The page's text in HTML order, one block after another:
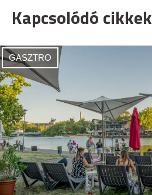
Kapcsolódó cikkek
GASZTRO